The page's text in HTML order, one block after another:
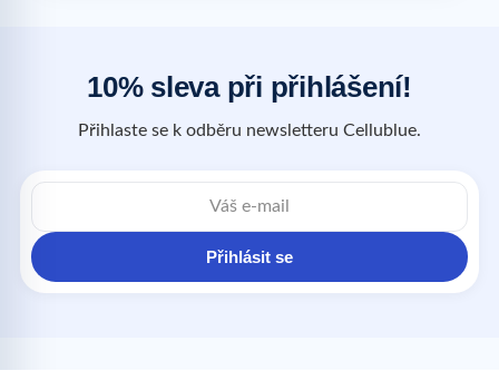
10% sleva při přihlášení!
Přihlaste se k odběru newsletteru Cellublue.
Přihlásit se